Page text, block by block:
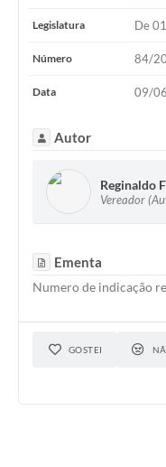
Legislatura De
Número 84/
Data 09/
Autor
Reginaldo
Vereador
Ementa
Numero de indicação
GOSTEI